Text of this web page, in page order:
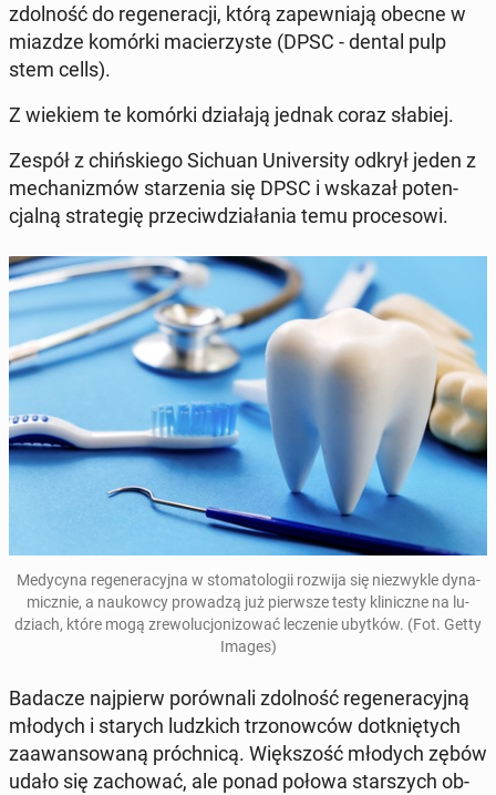
zdol­ność do re­ge­ne­ra­cji, którą za­pew­nia­ją obecne w
miazdze komórki ma­cie­rzy­ste (DPSC - dental pulp
stem cells).
Z wiekiem te komórki dzia­ła­ją jednak coraz słabiej.
Zespół z chiń­skie­go Sichuan Uni­ver­si­ty odkrył jeden z
me­cha­ni­zmów sta­rze­nia się DPSC i wskazał po­ten­
cjal­ną stra­te­gię prze­ciw­dzia­ła­nia temu pro­ce­so­wi.
Me­dy­cy­na re­ge­ne­ra­cyj­na w sto­ma­to­lo­gii rozwija się nie­zwy­kle dy­na­
micz­nie, a na­ukow­cy pro­wa­dzą już pierw­sze testy kli­nicz­ne na lu­
dziach, które mogą zre­wo­lu­cjo­ni­zo­wać le­cze­nie ubytków. (Fot. Getty
Images)
Badacze naj­pierw po­rów­na­li zdol­ność re­ge­ne­ra­cyj­ną
młodych i starych ludz­kich trzo­now­ców do­tknię­tych
za­awan­so­wa­ną próch­ni­cą. Więk­szość młodych zębów
udało się za­cho­wać, ale ponad połowa star­szych ob­